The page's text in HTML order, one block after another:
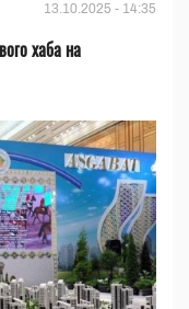
13.10.2025 - 14:35
хаба на